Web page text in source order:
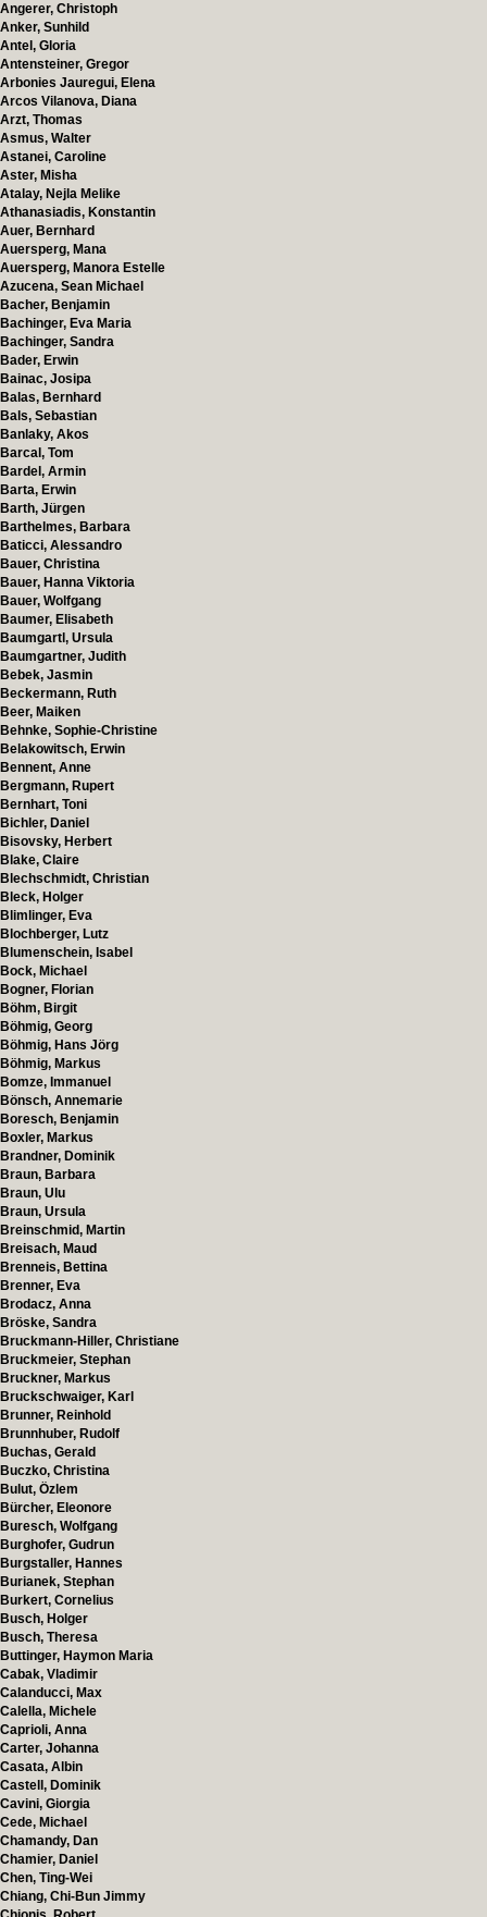
Angerer, Christoph
Anker, Sunhild
Antel, Gloria
Antensteiner, Gregor
Arbonies Jauregui, Elena
Arcos Vilanova, Diana
Arzt, Thomas
Asmus, Walter
Astanei, Caroline
Aster, Misha
Atalay, Nejla Melike
Athanasiadis, Konstantin
Auer, Bernhard
Auersperg, Mana
Auersperg, Manora Estelle
Azucena, Sean Michael
Bacher, Benjamin
Bachinger, Eva Maria
Bachinger, Sandra
Bader, Erwin
Bainac, Josipa
Balas, Bernhard
Bals, Sebastian
Banlaky, Akos
Barcal, Tom
Bardel, Armin
Barta, Erwin
Barth, Jürgen
Barthelmes, Barbara
Baticci, Alessandro
Bauer, Christina
Bauer, Hanna Viktoria
Bauer, Wolfgang
Baumer, Elisabeth
Baumgartl, Ursula
Baumgartner, Judith
Bebek, Jasmin
Beckermann, Ruth
Beer, Maiken
Behnke, Sophie-Christine
Belakowitsch, Erwin
Bennent, Anne
Bergmann, Rupert
Bernhart, Toni
Bichler, Daniel
Bisovsky, Herbert
Blake, Claire
Blechschmidt, Christian
Bleck, Holger
Blimlinger, Eva
Blochberger, Lutz
Blumenschein, Isabel
Bock, Michael
Bogner, Florian
Böhm, Birgit
Böhmig, Georg
Böhmig, Hans Jörg
Böhmig, Markus
Bomze, Immanuel
Bönsch, Annemarie
Boresch, Benjamin
Boxler, Markus
Brandner, Dominik
Braun, Barbara
Braun, Ulu
Braun, Ursula
Breinschmid, Martin
Breisach, Maud
Brenneis, Bettina
Brenner, Eva
Brodacz, Anna
Bröske, Sandra
Bruckmann-Hiller, Christiane
Bruckmeier, Stephan
Bruckner, Markus
Bruckschwaiger, Karl
Brunner, Reinhold
Brunnhuber, Rudolf
Buchas, Gerald
Buczko, Christina
Bulut, Özlem
Bürcher, Eleonore
Buresch, Wolfgang
Burghofer, Gudrun
Burgstaller, Hannes
Burianek, Stephan
Burkert, Cornelius
Busch, Holger
Busch, Theresa
Buttinger, Haymon Maria
Cabak, Vladimir
Calanducci, Max
Calella, Michele
Caprioli, Anna
Carter, Johanna
Casata, Albin
Castell, Dominik
Cavini, Giorgia
Cede, Michael
Chamandy, Dan
Chamier, Daniel
Chen, Ting-Wei
Chiang, Chi-Bun Jimmy